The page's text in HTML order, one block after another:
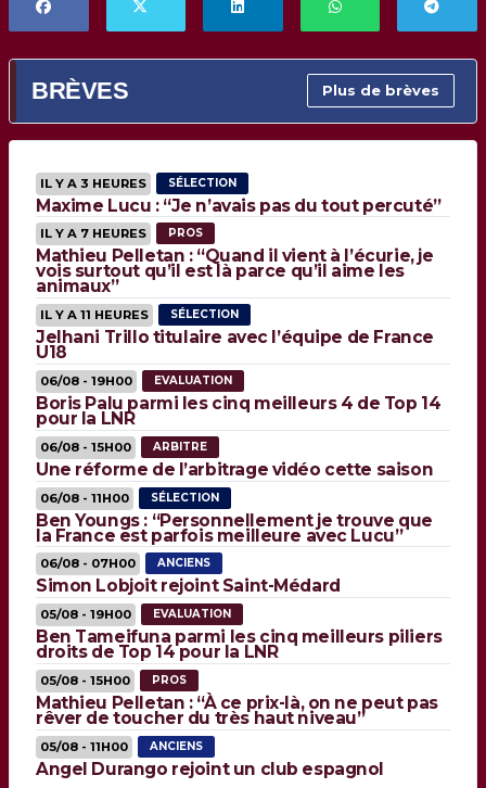
BRÈVES Plus de brèves
IL Y A 3 HEURES SÉLECTION
Maxime Lucu : “Je n’avais pas du tout percuté”
IL Y A 7 HEURES PROS
Mathieu Pelletan : “Quand il vient à l’écurie, je
vois surtout qu’il est là parce qu’il aime les
animaux”
IL Y A 11 HEURES SÉLECTION
Jelhani Trillo titulaire avec l’équipe de France
U18
06/08 - 19H00 EVALUATION
Boris Palu parmi les cinq meilleurs 4 de Top 14
pour la LNR
06/08 - 15H00 ARBITRE
Une réforme de l’arbitrage vidéo cette saison
06/08 - 11H00 SÉLECTION
Ben Youngs : “Personnellement je trouve que
la France est parfois meilleure avec Lucu”
06/08 - 07H00 ANCIENS
Simon Lobjoit rejoint Saint-Médard
05/08 - 19H00 EVALUATION
Ben Tameifuna parmi les cinq meilleurs piliers
droits de Top 14 pour la LNR
05/08 - 15H00 PROS
Mathieu Pelletan : “À ce prix-là, on ne peut pas
rêver de toucher du très haut niveau”
05/08 - 11H00 ANCIENS
Angel Durango rejoint un club espagnol